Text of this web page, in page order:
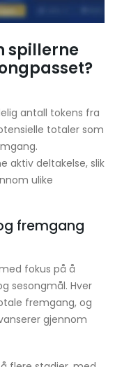
spillerne
antall tokens fra
totaler som
aktiv deltakelse, slik
ulike
fremgang
fokus på å
sesongmål. Hver
fremgang, og
gjennom